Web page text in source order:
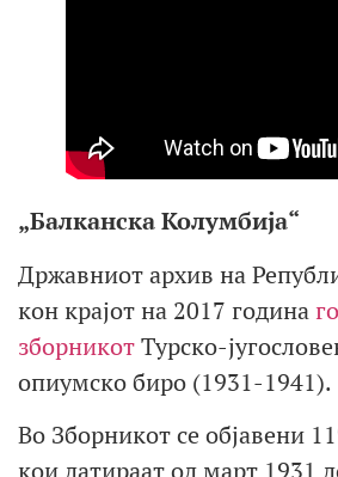
„Балканска Колумбија“
Државниот архив на
кон крајот на 2017 година
зборникотТурско-
опиумско биро (1931-1941).
Во Зборникот се објавени